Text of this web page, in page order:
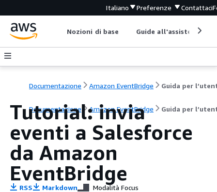
Italiano Preferenze Contattaci
Nozioni di base Guide all'assistenza
Documentazione Amazon EventBridge Guida per
Documentazione Amazon EventBridge Guida per
Tutorial: invia
eventi a Salesforce
da Amazon
EventBridge
RSS Markdown Modalità Focus